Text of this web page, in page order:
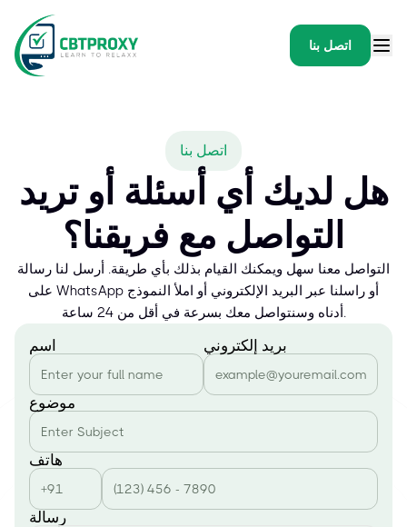
اتصل بنا
اتصل بنا
هل لديك أي أسئلة أو تريد
التواصل مع فريقنا؟
التواصل معنا سهل ويمكنك القيام بذلك بأي طريقة. أرسل لنا رسالة
على WhatsApp أو راسلنا عبر البريد الإلكتروني أو املأ النموذج
أدناه وسنتواصل معك بسرعة في أقل من 24 ساعة.
اسم بريد إلكتروني
موضوع
هاتف
رسالة